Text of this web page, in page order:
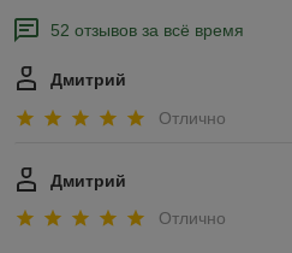
52 отзывов за всё время
Дмитрий
Отлично
Дмитрий
Отлично